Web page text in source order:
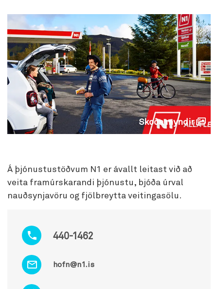
Skoða myndir
440-1462
hofn@n1.is
Á þjónustustöðvum N1 er ávallt leitast við að
veita framúrskarandi þjónustu, bjóða úrval
nauðsynjavöru og fjölbreytta veitingasölu.